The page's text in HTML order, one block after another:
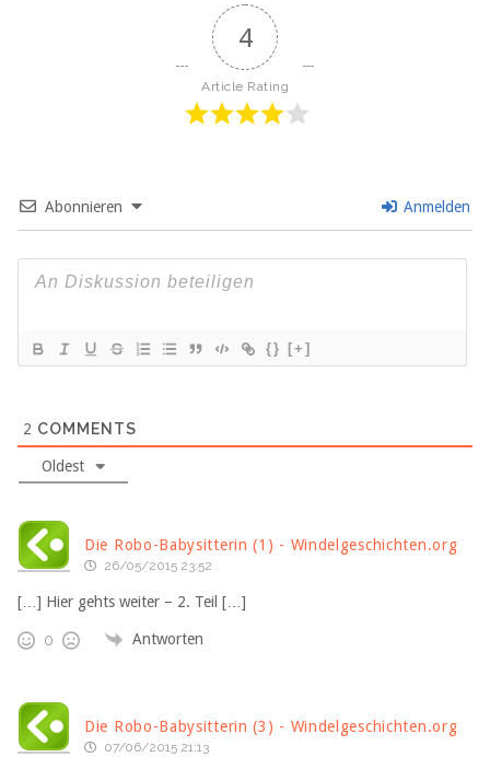
4
Article Rating
Abonnieren Anmelden
{} [+]
2 COMMENTS
Oldest
Die Robo-Babysitterin (1) - Windelgeschichten.org
26/05/2015 23:52
[…] Hier gehts weiter – 2. Teil […]
0 Antworten
Die Robo-Babysitterin (3) - Windelgeschichten.org
07/06/2015 21:13